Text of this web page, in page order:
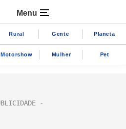
Menu
Rural Gente Planeta
Motorshow Mulher Pet